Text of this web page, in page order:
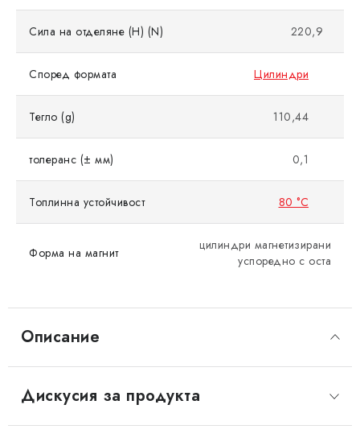
Описание
Сила на отделяне (Н) (N) 220,9
Според формата Цилиндри
Тегло (g) 110,44
толеранс (± мм) 0,1
Топлинна устойчивост 80 °C
Форма на магнит
цилиндри магнетизирани
успоредно с оста
Дискусия за продукта